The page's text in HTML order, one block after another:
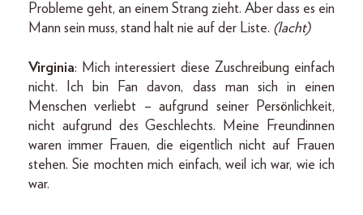
Probleme geht, an einem Strang zieht. Aber dass es ein
Mann sein muss, stand halt nie auf der Liste. (lacht)
Virginia: Mich interessiert diese Zuschreibung einfach
nicht. Ich bin Fan davon, dass man sich in einen
Menschen verliebt – aufgrund seiner Persönlichkeit,
nicht aufgrund des Geschlechts. Meine Freundinnen
waren immer Frauen, die eigentlich nicht auf Frauen
stehen. Sie mochten mich einfach, weil ich war, wie ich
war.